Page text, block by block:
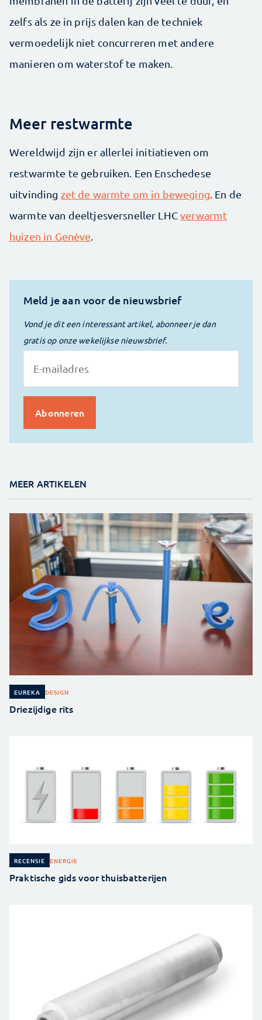
zelfs als ze in prijs dalen kan de techniek
vermoedelijk niet concurreren met andere
manieren om waterstof te maken.
Meer restwarmte
Wereldwijd zijn er allerlei initiatieven om
restwarmte te gebruiken. Een Enschedese
uitvinding zet de warmte om in beweging . En de
warmte van deeltjesversneller LHCverwarmt
huizen in Genève
Meld je aan voor de nieuwsbrief
Vond je dit een interessant artikel, abonneer je dan
gratis op onze wekelijkse nieuwsbrief.
MEER ARTIKELEN
EUREKA DESIGN
Driezijdige rits
RECENSIE ENERGIE
Praktische gids voor thuisbatterijen